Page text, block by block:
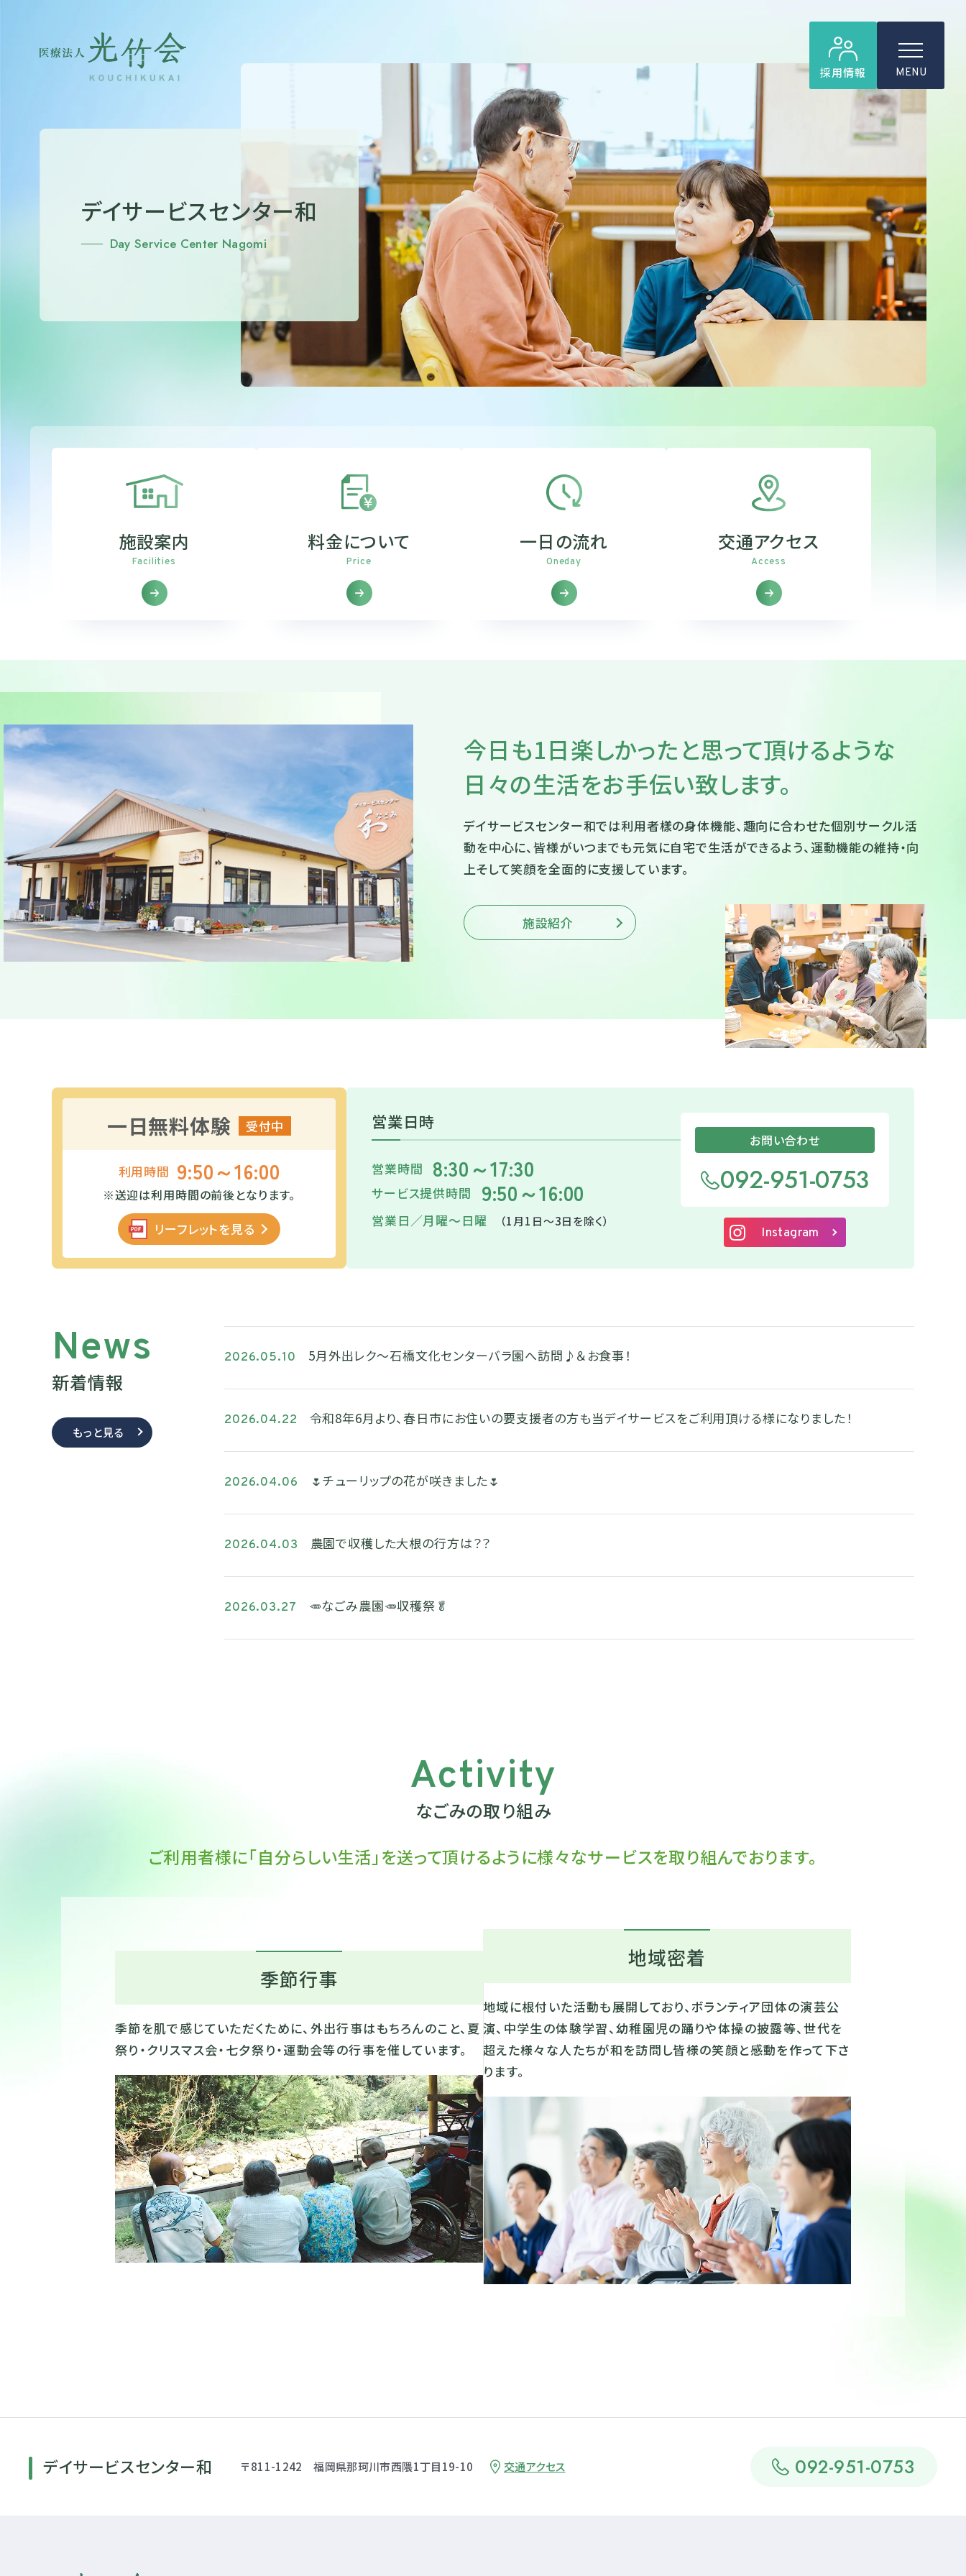
採用情報 MENU
デイサービスセンター和
Day Service Center Nagomi
施設案内
Facilities
料金について
Price
一日の流れ
Oneday
交通アクセス
Access
今日も1日楽しかったと思って頂けるような
日々の生活をお手伝い致します。
デイサービスセンター和では利用者樣の身体機能、趣向に合わせた個別サークル活
動を中心に、皆様がいつまでも元気に自宅で生活ができるよう、運動機能の維持・向
上そして笑顔を全面的に支援しています。
施設紹介
一日無料体験 受付中
利用時間 9:50～16:00
※送迎は利用時間の前後となります。
リーフレットを見る
営業日時
営業時間 8:30～17:30
サービス提供時間 9:50～16:00
営業日／月曜～日曜 （1月1日～3日を除く）
お問い合わせ
092-951-0753
Instagram
News
新着情報
もっと見る
2026.05.10 5月外出レク～石橋文化センターバラ園へ訪問♪＆お食事！
2026.04.22 令和8年6月より、春日市にお住いの要支援者の方も当デイサービスをご利用頂ける様になりました！
2026.04.06 🌷チューリップの花が咲きました🌷
2026.04.03 農園で収穫した大根の行方は？？
2026.03.27 🥕なごみ農園🥕収穫祭🥬
Activity
なごみの取り組み
ご利用者様に「自分らしい生活」を送って頂けるように様々なサービスを取り組んでおります。
季節行事
季節を肌で感じていただくために、外出行事はもちろんのこと、夏
祭り・クリスマス会・七夕祭り・運動会等の行事を催しています。
地域密着
地域に根付いた活動も展開しており、ボランティア団体の演芸公
演、中学生の体験学習、幼稚園児の踊りや体操の披露等、世代を
超えた様々な人たちが和を訪問し皆様の笑顔と感動を作って下さ
ります。
デイサービスセンター和 〒811-1242 福岡県那珂川市西隈1丁目19-10 交通アクセス 092-951-0753